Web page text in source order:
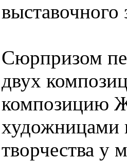
выставочного
Сюрпризом
двух
композицию
художницами
творчества у